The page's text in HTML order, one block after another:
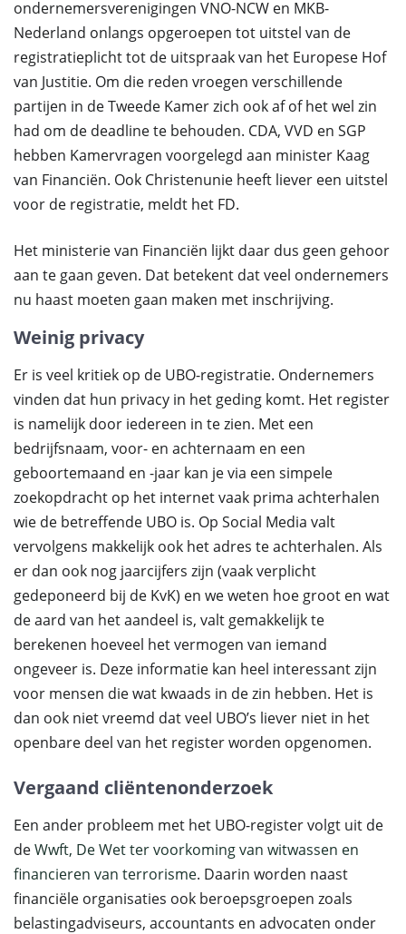
ondernemersverenigingen VNO-NCW en MKB-
Nederland onlangs opgeroepen tot uitstel van de
registratieplicht tot de uitspraak van het Europese Hof
van Justitie. Om die reden vroegen verschillende
partijen in de Tweede Kamer zich ook af of het wel zin
had om de deadline te behouden. CDA, VVD en SGP
hebben Kamervragen voorgelegd aan minister Kaag
van Financiën. Ook Christenunie heeft liever een uitstel
voor de registratie, meldt het FD.
Het ministerie van Financiën lijkt daar dus geen gehoor
aan te gaan geven. Dat betekent dat veel ondernemers
nu haast moeten gaan maken met inschrijving.
Weinig privacy
Er is veel kritiek op de UBO-registratie. Ondernemers
vinden dat hun privacy in het geding komt. Het register
is namelijk door iedereen in te zien. Met een
bedrijfsnaam, voor- en achternaam en een
geboortemaand en -jaar kan je via een simpele
zoekopdracht op het internet vaak prima achterhalen
wie de betreffende UBO is. Op Social Media valt
vervolgens makkelijk ook het adres te achterhalen. Als
er dan ook nog jaarcijfers zijn (vaak verplicht
gedeponeerd bij de KvK) en we weten hoe groot en wat
de aard van het aandeel is, valt gemakkelijk te
berekenen hoeveel het vermogen van iemand
ongeveer is. Deze informatie kan heel interessant zijn
voor mensen die wat kwaads in de zin hebben. Het is
dan ook niet vreemd dat veel UBO’s liever niet in het
openbare deel van het register worden opgenomen.
Vergaand cliëntenonderzoek
Een ander probleem met het UBO-register volgt uit de
deWwft, De Wet ter voorkoming van witwassen en
financieren van terrorisme. Daarin worden naast
financiële organisaties ook beroepsgroepen zoals
belastingadviseurs, accountants en advocaten onder